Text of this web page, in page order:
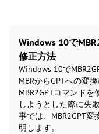
Windows 10で
修正方法
Windows 10で
MBRからGPTへの変
MBR2GPTコマンド
しようとした際に失
事では、MBR2GPT
明します。